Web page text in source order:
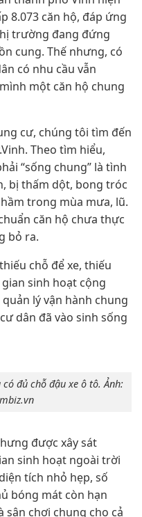
8.073 căn hộ, đáp ứng
trường đang đứng
cung. Thế nhưng, có
có nhu cầu vẫn
một căn hộ chung
cư, chúng tôi tìm đến
Theo tìm hiểu,
“sống chung” là tình
bị thấm dột, bong tróc
trong mùa mưa, lũ.
căn hộ chưa thực
bỏ ra.
chỗ để xe, thiếu
sinh hoạt cộng
lý vận hành chung
dân đã vào sinh sống
đủ chỗ đậu xe ô tô. Ảnh:
được xây sát
sinh hoạt ngoài trời
tích nhỏ hẹp, số
bóng mát còn hạn
sân chơi chung cho cả